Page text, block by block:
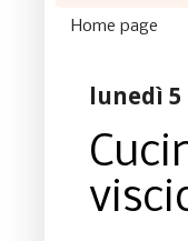
Home page
lunedì 5